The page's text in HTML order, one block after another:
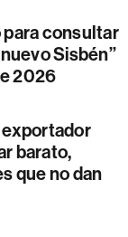
para consultar
Sisbén”
2026
exportador
barato,
que no dan